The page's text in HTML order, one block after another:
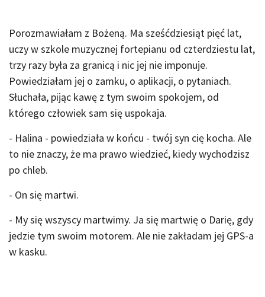
Porozmawiałam z Bożeną. Ma sześćdziesiąt pięć lat,
uczy w szkole muzycznej fortepianu od czterdziestu lat,
trzy razy była za granicą i nic jej nie imponuje.
Powiedziałam jej o zamku, o aplikacji, o pytaniach.
Słuchała, pijąc kawę z tym swoim spokojem, od
którego człowiek sam się uspokaja.
- Halina - powiedziała w końcu - twój syn cię kocha. Ale
to nie znaczy, że ma prawo wiedzieć, kiedy wychodzisz
po chleb.
- On się martwi.
- My się wszyscy martwimy. Ja się martwię o Darię, gdy
jedzie tym swoim motorem. Ale nie zakładam jej GPS-a
w kasku.